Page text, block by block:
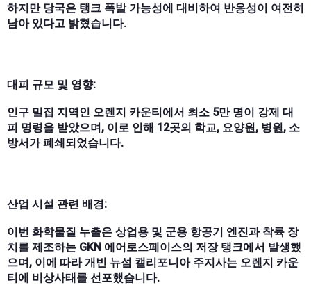
하지만 당국은 탱크 폭발 가능성에 대비하여 반응성이 여전히
남아 있다고 밝혔습니다.
대피 규모 및 영향:
인구 밀집 지역인 오렌지 카운티에서 최소 5만 명이 강제 대
피 명령을 받았으며, 이로 인해 12곳의 학교, 요양원, 병원, 소
방서가 폐쇄되었습니다.
산업 시설 관련 배경:
이번 화학물질 누출은 상업용 및 군용 항공기 엔진과 착륙 장
치를 제조하는 GKN 에어로스페이스의 저장 탱크에서 발생했
으며, 이에 따라 개빈 뉴섬 캘리포니아 주지사는 오렌지 카운
티에 비상사태를 선포했습니다.